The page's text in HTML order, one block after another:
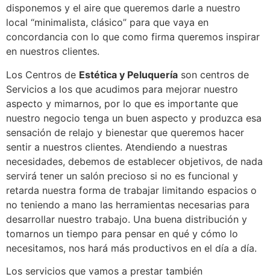
disponemos y el aire que queremos darle a nuestro
local “minimalista, clásico” para que vaya en
concordancia con lo que como firma queremos inspirar
en nuestros clientes.
Los Centros de Estética y Peluquería son centros de
Servicios a los que acudimos para mejorar nuestro
aspecto y mimarnos, por lo que es importante que
nuestro negocio tenga un buen aspecto y produzca esa
sensación de relajo y bienestar que queremos hacer
sentir a nuestros clientes. Atendiendo a nuestras
necesidades, debemos de establecer objetivos, de nada
servirá tener un salón precioso si no es funcional y
retarda nuestra forma de trabajar limitando espacios o
no teniendo a mano las herramientas necesarias para
desarrollar nuestro trabajo. Una buena distribución y
tomarnos un tiempo para pensar en qué y cómo lo
necesitamos, nos hará más productivos en el día a día.
Los servicios que vamos a prestar también